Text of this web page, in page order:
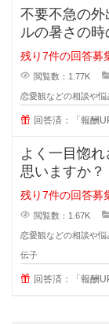
不要不急の
ルの暑さの
の夏はとって
残り7件の回答募
閲覧数：1.77K
恋愛観などの相談や悩
回答済：「報酬
よく一目惚
思いますか
子なんていく
残り7件の回答募
閲覧数：1.67K
恋愛観などの相談や悩
伝子
回答済：「報酬